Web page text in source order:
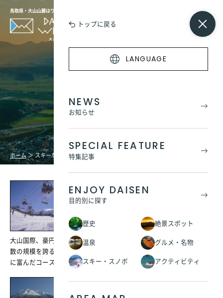
トップに戻る
LANGUAGE
NEWS
お知らせ
SPECIAL FEATURE
特集記事
ENJOY DAISEN
目的別に探す
歴史 絶景スポット
温泉 グルメ・名物
スキー・スノボ アクティビティ
鳥取県・大山山麓はワンダーの宝庫
ホーム＞スキーを楽しもう！
だいせんホワイトリゾート
大山国際、豪円山、中の原、上の原の4つのエリアがある、西日本有
数の規模を誇るスキー場です。雄大な日本海を眺めながらバラエティ
に富んだコースを楽しむことができます。